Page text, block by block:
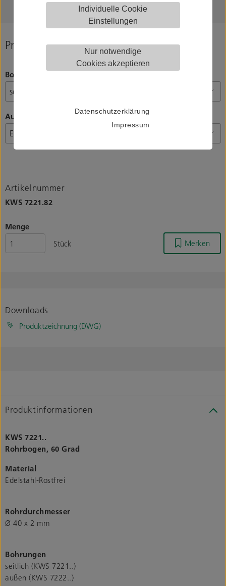
Individuelle Cookie
Einstellungen
Nur notwendige
Cookies akzeptieren
Datenschutzerklärung
Impressum
Produkt konfigurieren
Bohrungen
Ausführung
Artikelnummer
KWS 7221.82
Menge
Stück
Merken
Downloads
Produktzeichnung (DWG)
Produktinformationen
KWS 7221..
Rohrbogen, 60 Grad
Material
Edelstahl-Rostfrei
Rohrdurchmesser
Ø 40 x 2 mm
Bohrungen
seitlich (KWS 7221..)
außen (KWS 7222..)